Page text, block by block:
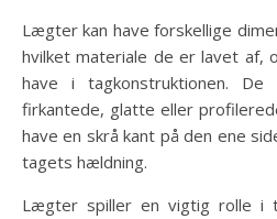
Lægter kan have forskellige
hvilket materiale de er lavet af,
have i tagkonstruktionen.
firkantede, glatte eller
have en skrå kant på den ene
tagets hældning.
Lægter spiller en vigtig rolle i